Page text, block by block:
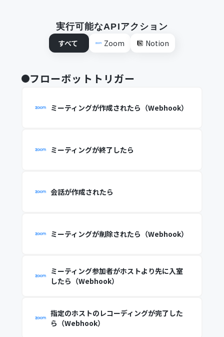
実行可能なAPIアクション
すべて
Zoom Notion
フローボットトリガー
ミーティングが作成されたら（Webhook）
ミーティングが終了したら
会話が作成されたら
ミーティングが削除されたら（Webhook）
ミーティング参加者がホストより先に入室
したら（Webhook）
指定のホストのレコーディングが完了した
ら（Webhook）